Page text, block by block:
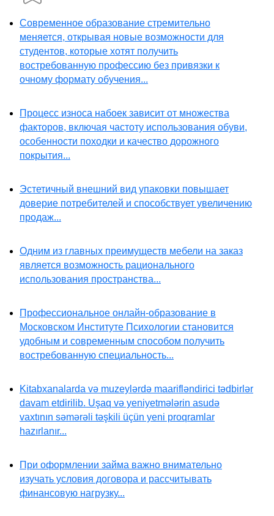
Современное образование стремительно
меняется, открывая новые возможности для
студентов, которые хотят получить
востребованную профессию без привязки к
очному формату обучения...
Процесс износа набоек зависит от множества
факторов, включая частоту использования обуви,
особенности походки и качество дорожного
покрытия...
Эстетичный внешний вид упаковки повышает
доверие потребителей и способствует увеличению
продаж...
Одним из главных преимуществ мебели на заказ
является возможность рационального
использования пространства...
Профессиональное онлайн-образование в
Московском Институте Психологии становится
удобным и современным способом получить
востребованную специальность...
Kitabxanalarda və muzeylərdə maarifləndirici tədbirlər
davam etdirilib. Uşaq və yeniyetmələrin asudə
vaxtının səmərəli təşkili üçün yeni proqramlar
hazırlanır...
При оформлении займа важно внимательно
изучать условия договора и рассчитывать
финансовую нагрузку...